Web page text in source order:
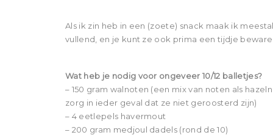
Als ik zin heb in een (zoete) snack maak ik
vullend, en je kunt ze ook prima een tijdje
Wat heb je nodig voor ongeveer 10/12 balletjes?
– 150 gram walnoten (een mix van noten als
zorg in ieder geval dat ze niet geroosterd zijn)
– 4 eetlepels havermout
– 200 gram medjoul dadels (rond de 10)